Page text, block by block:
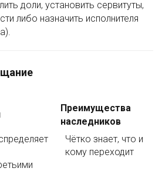
доли, установить сервитуты,
либо назначить исполнителя
Преимущества
наследников
Чётко знает, что и
кому переходит